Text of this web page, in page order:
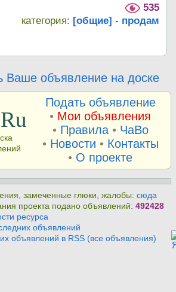
535
категория: [общие] - продам
Ваше объявление на доске
Подать объявление
• Мои объявления
• Правила• ЧаВо
• Новости • Контакты
• О проекте
замеченные глюки, жалобы:сюда
проекта подано объявлений:492428
ресурса
объявлений
объявлений в RSS (все объявления)